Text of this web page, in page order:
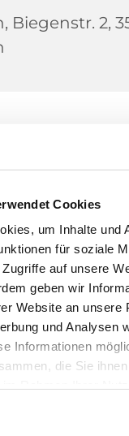
Cookies
um Inhalte und
für soziale
auf unsere
geben wir
Website an unsere
und Analysen
Informationen
die Sie
Biegenstr. 2,